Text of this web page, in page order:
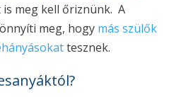
meg kell őriznünk. A
meg, hogy más szülők
tesznek.